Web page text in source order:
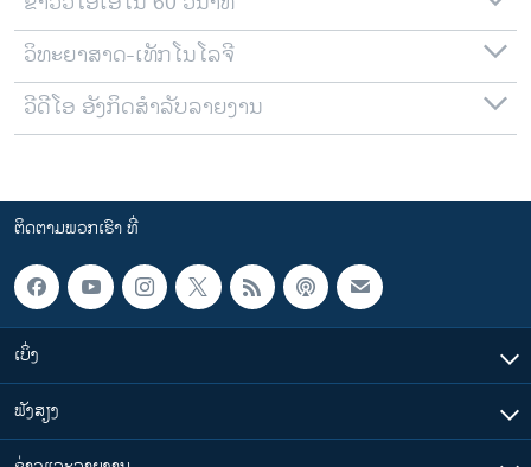
ວິທະຍາສາດ-ເທັກໂນໂລຈີ
ວີດີໂອ ອັງກິດສຳລັບລາຍງານ
ຕິດຕາມພວກເຮົາ ທີ່
ເບິ່ງ
ຟັງສຽງ